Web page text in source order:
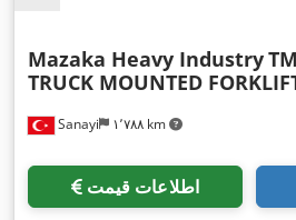
Sanayi ۱٬۷۸۸ km
Mazaka Heavy Industry
TRUCK MOUNTED
اطلاعات قیمت